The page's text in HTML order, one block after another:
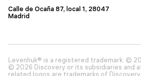
Calle de Ocaña 87, local 1, 28047
Madrid
Levenhuk® is a registered trademark. ©
© 2026 Discovery or its subsidiaries and
related logos are trademarks of